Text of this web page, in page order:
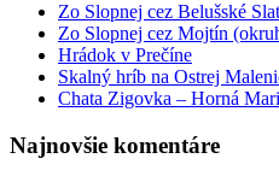
Zo Slopnej cez Belušské
Zo Slopnej cez Mojtín
Hrádok v Prečíne
Skalný hríb na Ostrej
Chata Zigovka – Horná
Najnovšie komentáre